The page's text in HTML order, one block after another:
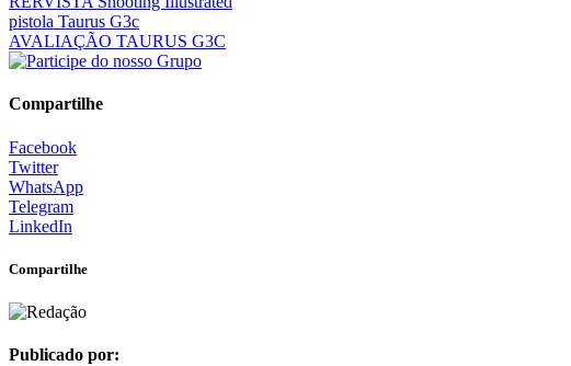
pistola Taurus G3c
AVALIAÇÃO TAURUS G3C
Compartilhe
Facebook
Twitter
WhatsApp
Telegram
LinkedIn
Compartilhe
Publicado por: